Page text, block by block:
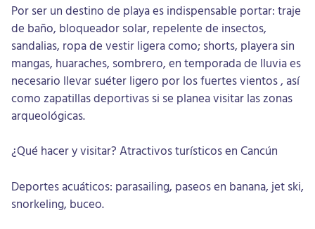
Por ser un destino de playa es indispensable portar: traje
de baño, bloqueador solar, repelente de insectos,
sandalias, ropa de vestir ligera como; shorts, playera sin
mangas, huaraches, sombrero, en temporada de lluvia es
necesario llevar suéter ligero por los fuertes vientos , así
como zapatillas deportivas si se planea visitar las zonas
arqueológicas.
¿Qué hacer y visitar? Atractivos turísticos en Cancún
Deportes acuáticos: parasailing, paseos en banana, jet ski,
snorkeling, buceo.